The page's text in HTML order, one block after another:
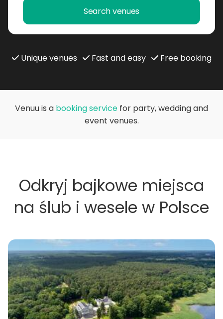
Search venues
Unique venues Fast and easy Free booking
Venuu is a booking service for party, wedding and
event venues.
Odkryj bajkowe miejsca
na ślub i wesele w Polsce